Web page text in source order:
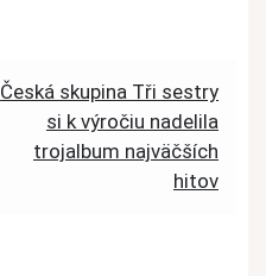
Česká skupina Tři sestry
si k výročiu nadelila
trojalbum najväčších
hitov